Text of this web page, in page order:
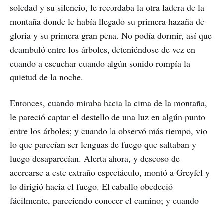
soledad y su silencio, le recordaba la otra ladera de la
montaña donde le había llegado su primera hazaña de
gloria y su primera gran pena. No podía dormir, así que
deambuló entre los árboles, deteniéndose de vez en
cuando a escuchar cuando algún sonido rompía la
quietud de la noche.
Entonces, cuando miraba hacia la cima de la montaña,
le pareció captar el destello de una luz en algún punto
entre los árboles; y cuando la observó más tiempo, vio
lo que parecían ser lenguas de fuego que saltaban y
luego desaparecían. Alerta ahora, y deseoso de
acercarse a este extraño espectáculo, montó a Greyfel y
lo dirigió hacia el fuego. El caballo obedeció
fácilmente, pareciendo conocer el camino; y cuando